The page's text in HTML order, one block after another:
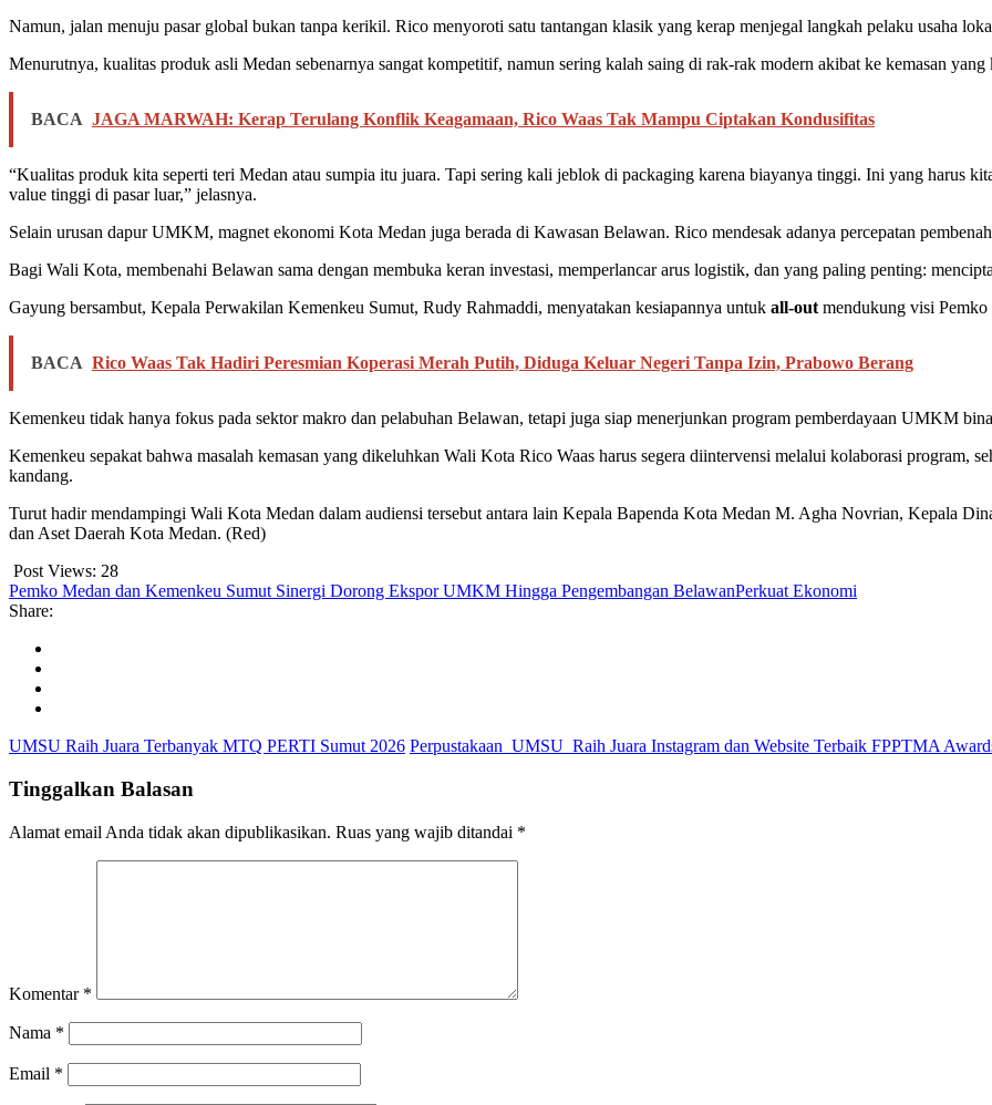
Namun, jalan menuju pasar global bukan tanpa kerikil. Rico menyoroti satu tantangan klasik yang kerap menjegal langkah pelaku usaha
Menurutnya, kualitas produk asli Medan sebenarnya sangat kompetitif, namun sering kalah saing di rak-rak modern akibat ke kemasan
BACA JAGA MARWAH: Kerap Terulang Konflik Keagamaan, Rico Waas Tak Mampu Ciptakan Kondusifitas
“Kualitas produk kita seperti teri Medan atau sumpia itu juara. Tapi sering kali jeblok di packaging karena biayanya tinggi. Ini yang harus
value tinggi di pasar luar,” jelasnya.
Selain urusan dapur UMKM, magnet ekonomi Kota Medan juga berada di Kawasan Belawan. Rico mendesak adanya percepatan
Bagi Wali Kota, membenahi Belawan sama dengan membuka keran investasi, memperlancar arus logistik, dan yang paling penting:
Gayung bersambut, Kepala Perwakilan Kemenkeu Sumut, Rudy Rahmaddi, menyatakan kesiapannya untuk all-out mendukung visi Pemko
BACA Rico Waas Tak Hadiri Peresmian Koperasi Merah Putih, Diduga Keluar Negeri Tanpa Izin, Prabowo Berang
Kemenkeu tidak hanya fokus pada sektor makro dan pelabuhan Belawan, tetapi juga siap menerjunkan program pemberdayaan UMKM
Kemenkeu sepakat bahwa masalah kemasan yang dikeluhkan Wali Kota Rico Waas harus segera diintervensi melalui kolaborasi program,
kandang.
Turut hadir mendampingi Wali Kota Medan dalam audiensi tersebut antara lain Kepala Bapenda Kota Medan M. Agha Novrian, Kepala
dan Aset Daerah Kota Medan. (Red)
Post Views: 28
Pemko Medan dan Kemenkeu Sumut Sinergi Dorong Ekspor UMKM Hingga Pengembangan BelawanPerkuat Ekonomi
Share:
UMSU Raih Juara Terbanyak MTQ PERTI Sumut 2026 Perpustakaan UMSU Raih Juara Instagram dan Website Terbaik FPPTMA
Tinggalkan Balasan
Alamat email Anda tidak akan dipublikasikan. Ruas yang wajib ditandai *
Komentar *
Nama *
Email *